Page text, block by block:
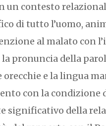
un contesto
di tutto l’uomo,
al malato con
la pronuncia della
orecchie e la lingua
con la condizione
significativo della